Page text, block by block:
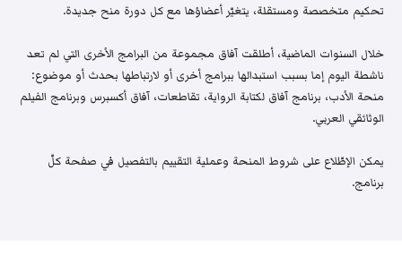
تحكيم متخصصة ومستقلة، يتغيّر أعضاؤها مع كل دورة منح جديدة.
خلال السنوات الماضية، أطلقت آفاق مجموعة من البرامج الأخرى التي لم تعد
ناشطة اليوم إما بسبب استبدالها ببرامج أخرى أو لارتباطها بحدث أو موضوع:
منحة الأدب، برنامج آفاق لكتابة الرواية، تقاطعات، آفاق أكسبرس وبرنامج الفيلم
الوثائقي العربي.
يمكن الإطّلاع على شروط المنحة وعملية التقييم بالتفصيل في صفحة كلّ
برنامج.